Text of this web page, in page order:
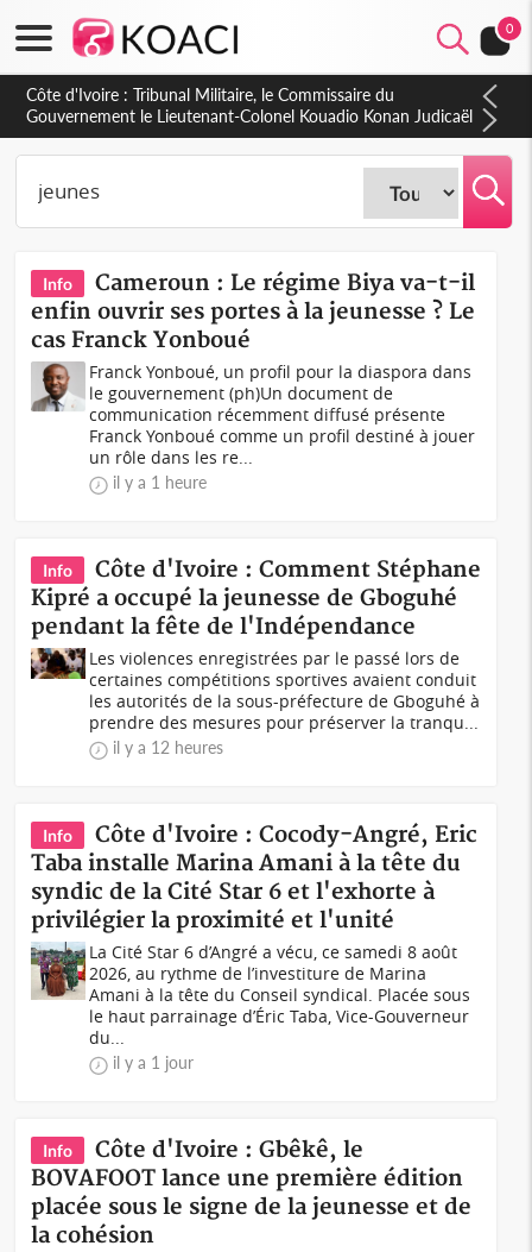
0
Burkina Faso : hausse de 75 FCFA du prix du litre du diesel à
la pompe
Info
Cameroun : Le régime Biya va-t-il
enfin ouvrir ses portes à la jeunesse ? Le
cas Franck Yonboué
Franck Yonboué, un profil pour la diaspora dans
le gouvernement (ph)Un document de
communication récemment diffusé présente
Franck Yonboué comme un profil destiné à jouer
un rôle dans les re...
il y a 1 heure
Info
Côte d'Ivoire : Comment Stéphane
Kipré a occupé la jeunesse de Gboguhé
pendant la fête de l'Indépendance
Les violences enregistrées par le passé lors de
certaines compétitions sportives avaient conduit
les autorités de la sous-préfecture de Gboguhé à
prendre des mesures pour préserver la tranqu...
il y a 12 heures
Info
Côte d'Ivoire : Cocody-Angré, Eric
Taba installe Marina Amani à la tête du
syndic de la Cité Star 6 et l'exhorte à
privilégier la proximité et l'unité
La Cité Star 6 d’Angré a vécu, ce samedi 8 août
2026, au rythme de l’investiture de Marina
Amani à la tête du Conseil syndical. Placée sous
le haut parrainage d’Éric Taba, Vice-Gouverneur
du...
il y a 1 jour
Info
Côte d'Ivoire : Gbêkê, le
BOVAFOOT lance une première édition
placée sous le signe de la jeunesse et de
la cohésion